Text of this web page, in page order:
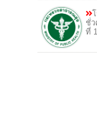
ชั่ว
ที่